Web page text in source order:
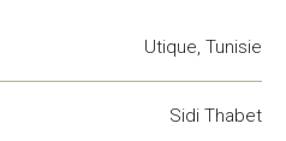
Utique, Tunisie
Sidi Thabet